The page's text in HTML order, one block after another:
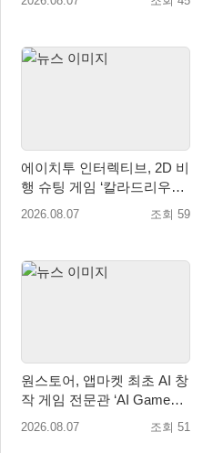
에이치투 인터렉티브, 2D 비
행 슈팅 게임 ‘칼라드리우스
2/다크 엘레멘트’ 올 겨울 전
2026.08.07 조회 59
원스토어, 앱마켓 최초 AI 창
작 게임 전문관 ‘AI Games’
오픈
2026.08.07 조회 51